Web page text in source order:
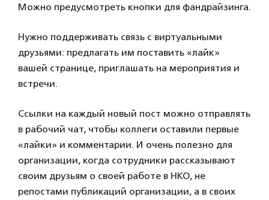
Можно предусмотреть кнопки для фандрайзинга.
Нужно поддерживать связь с виртуальными
друзьями: предлагать им поставить «лайк»
вашей странице, приглашать на мероприятия и
встречи.
Ссылки на каждый новый пост можно отправлять
в рабочий чат, чтобы коллеги оставили первые
«лайки» и комментарии. И очень полезно для
организации, когда сотрудники рассказывают
своим друзьям о своей работе в НКО, не
репостами публикаций организации, а в своих